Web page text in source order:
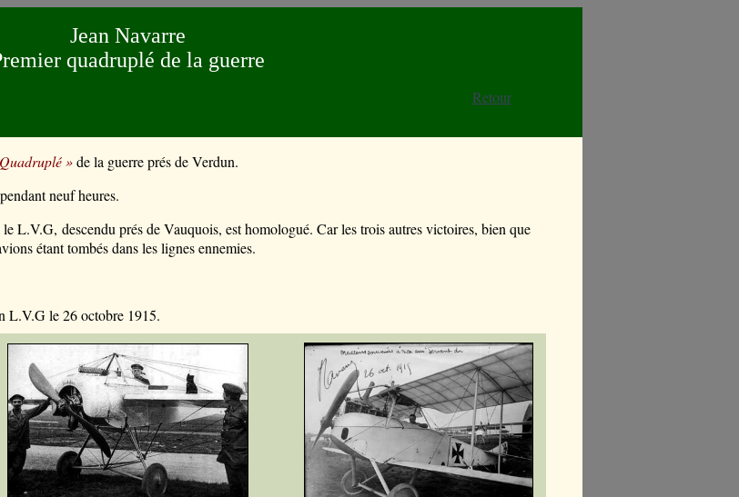
Jean Navarre
quadruplé de la guerre
Retour
»de la guerre prés de Verdun.
neuf heures.
L.V.G, descendu prés de Vauquois, est homologué. Car les trois autres victoires, bien que
étant tombés dans les lignes ennemies.
L.V.G le 26 octobre 1915.